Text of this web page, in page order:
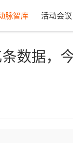
脉智库 活动会议
数据，